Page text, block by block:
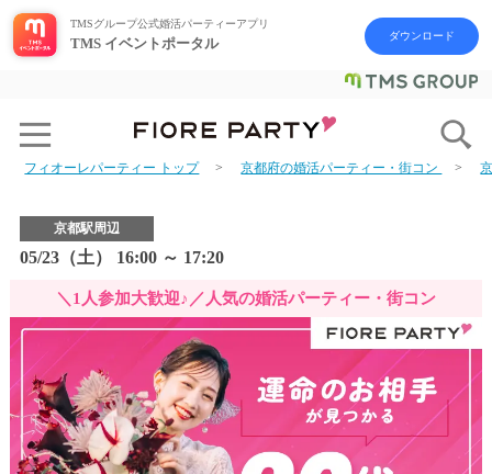
TMSグループ公式婚活パーティーアプリ
TMS イベントポータル ダウンロード
フィオーレパーティー トップ 京都府の婚活パーティー・街コン
京都駅周辺
05/23（土） 16:00 ～ 17:20
＼1人参加大歓迎♪／人気の婚活パーティー・街コン